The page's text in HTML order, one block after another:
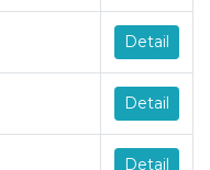
Detail
Detail
Detail